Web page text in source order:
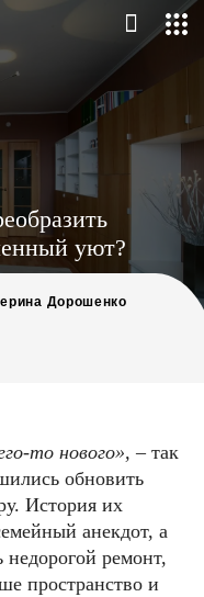
уют?
Дорошенко
то нового», – так
обновить
История их
анекдот, а
ремонт,
пространство и